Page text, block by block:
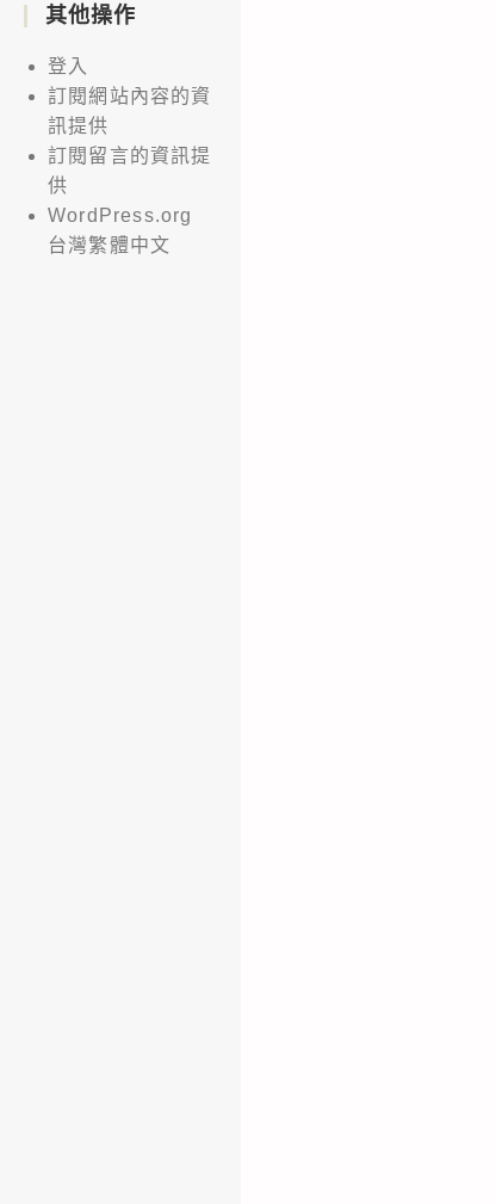
其他操作
登入
訂閱網站內容的資
訊提供
訂閱留言的資訊提
供
WordPress.org
台灣繁體中文